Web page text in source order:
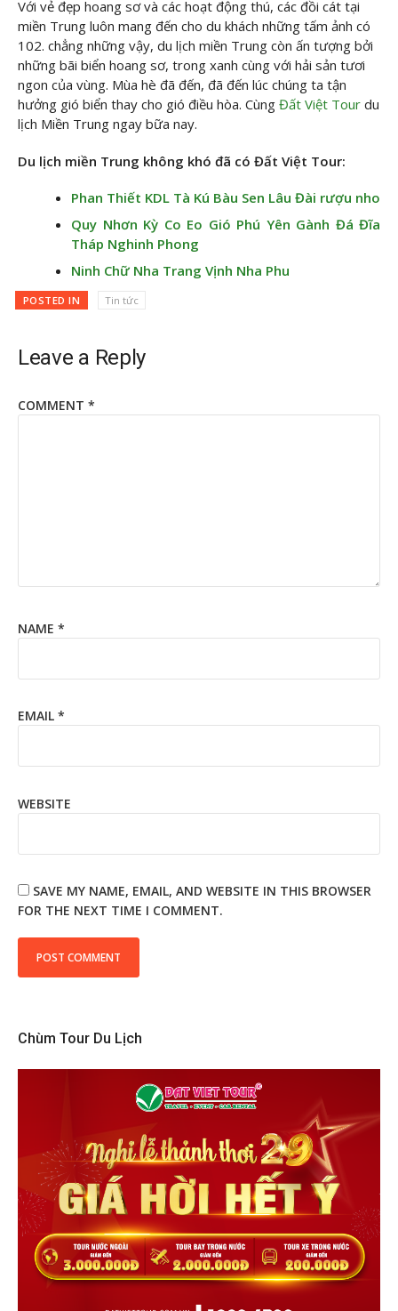
Với vẻ đẹp hoang sơ và các hoạt động thú, các đồi cát tại
miền Trung luôn mang đến cho du khách những tấm ảnh có
102. chẳng những vậy, du lịch miền Trung còn ấn tượng bởi
những bãi biển hoang sơ, trong xanh cùng với hải sản tươi
ngon của vùng. Mùa hè đã đến, đã đến lúc chúng ta tận
hưởng gió biển thay cho gió điều hòa. Cùng Đất Việt Tour du
lịch Miền Trung ngay bữa nay.
Du lịch miền Trung không khó đã có Đất Việt Tour:
Phan Thiết KDL Tà Kú Bàu Sen Lâu Đài rượu nho
Quy Nhơn Kỳ Co Eo Gió Phú Yên Gành Đá Đĩa
Tháp Nghinh Phong
Ninh Chữ Nha Trang Vịnh Nha Phu
POSTED IN Tin tức
Leave a Reply
COMMENT *
NAME *
EMAIL *
WEBSITE
SAVE MY NAME, EMAIL, AND WEBSITE IN THIS BROWSER
FOR THE NEXT TIME I COMMENT.
Chùm Tour Du Lịch